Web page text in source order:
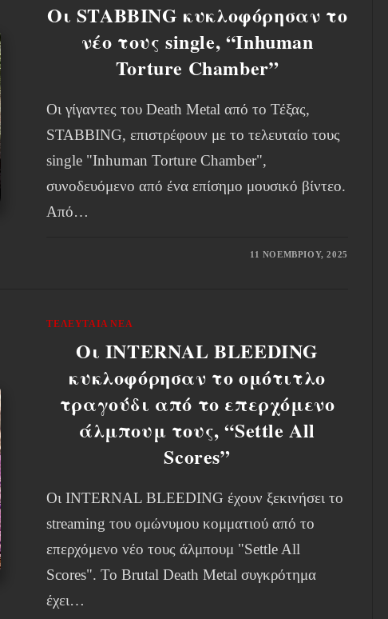
Οι STABBING κυκλοφόρησαν το
νέο τους single, “Inhuman
Torture Chamber”
Οι γίγαντες του Death Metal από το Τέξας,
STABBING, επιστρέφουν με το τελευταίο τους
single "Inhuman Torture Chamber",
συνοδευόμενο από ένα επίσημο μουσικό βίντεο.
Από…
11 ΝΟΕΜΒΡΊΟΥ, 2025
ΤΕΛΕΥΤΑΊΑ ΝΈΑ
Οι INTERNAL BLEEDING
κυκλοφόρησαν το ομότιτλο
τραγούδι από το επερχόμενο
άλμπουμ τους, “Settle All
Scores”
Οι INTERNAL BLEEDING έχουν ξεκινήσει το
streaming του ομώνυμου κομματιού από το
επερχόμενο νέο τους άλμπουμ "Settle All
Scores". Το Brutal Death Metal συγκρότημα
έχει…